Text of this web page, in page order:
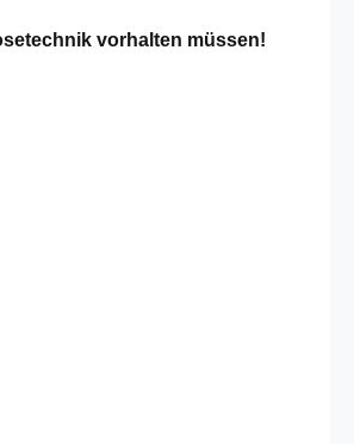
vorhalten müssen!